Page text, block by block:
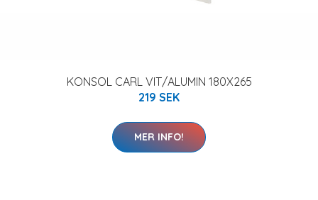
KONSOL CARL VIT/ALUMIN 180X265
219 SEK
MER INFO!